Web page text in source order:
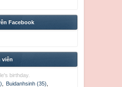
Facebook
viên
birthday.
Buidanhsinh (35)